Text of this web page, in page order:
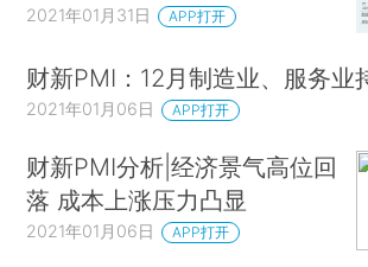
2021年01月31日 APP打开
财新PMI：12月制造业、服务业
2021年01月06日 APP打开
财新PMI分析|经济景气高位回
落 成本上涨压力凸显
2021年01月06日 APP打开